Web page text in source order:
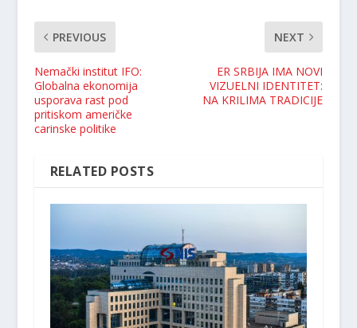
PREVIOUS
Nemački institut IFO:
Globalna ekonomija
usporava rast pod
pritiskom američke
carinske politike
NEXT
ER SRBIJA IMA NOVI
VIZUELNI IDENTITET:
NA KRILIMA TRADICIJE
RELATED POSTS